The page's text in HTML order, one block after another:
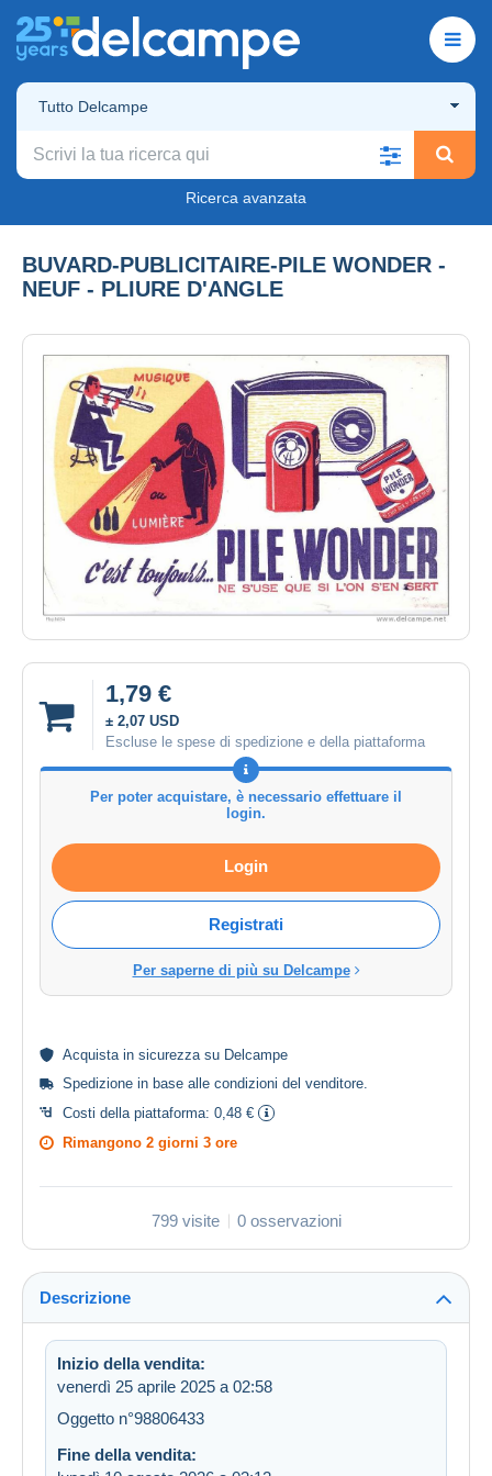
Tutto Delcampe
Ricerca avanzata
BUVARD-PUBLICITAIRE-PILE WONDER -
NEUF - PLIURE D'ANGLE
1,79 €
± 2,07 USD
Escluse le spese di spedizione e della piattaforma
Per poter acquistare, è necessario effettuare il
login.
Login
Registrati
Per saperne di più su Delcampe
Acquista in sicurezzasu Delcampe
Spedizione in base alle condizioni del venditore.
Costi della piattaforma: 0,48 €
Rimangono 2 giorni 3 ore
799 visite 0 osservazioni
Descrizione
Inizio della vendita:
venerdì 25 aprile 2025 a 02:58
Oggetto n°98806433
Fine della vendita: